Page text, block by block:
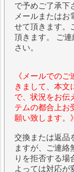
で予めご了承下
メールまたは
せて頂きます。
頂きます。 ご
さい。
《メールでの
きまして、本文
で、状況をお伝
テムの都合上お
願い致します。》
交換または返品
ますが、ご連絡
りを拒否する場
よっては対応が